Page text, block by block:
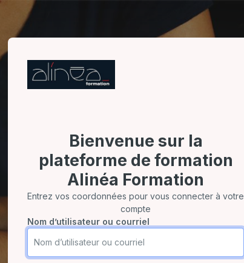
Bienvenue sur la
plateforme de formation
Alinéa Formation
Entrez vos coordonnées pour vous connecter à votre
compte
Nom d’utilisateur ou courriel
Nom d’utilisateur ou courriel